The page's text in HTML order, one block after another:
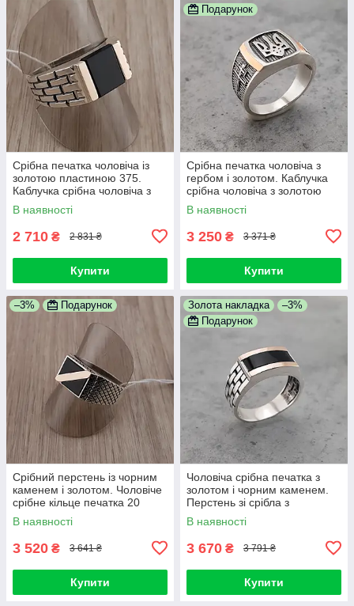
Срібна печатка чоловіча із
золотою пластиною 375.
Каблучка срібна чоловіча з
золотом. 20 розмір
В наявності
2 710 ₴ 2 831 ₴
Купити
Подарунок
Срібна печатка чоловіча з
гербом і золотом. Каблучка
срібна чоловіча з золотою
накладкою і тризубом
В наявності
3 250 ₴ 3 371 ₴
Купити
–3% Подарунок
Срібний перстень із чорним
каменем і золотом. Чоловіче
срібне кільце печатка 20
розмір
В наявності
3 520 ₴ 3 641 ₴
Купити
Золота накладка
–3%
Подарунок
Чоловіча срібна печатка з
золотом і чорним каменем.
Перстень зі срібла з
накладкою золота 375. 21
розмір
В наявності
3 670 ₴ 3 791 ₴
Купити